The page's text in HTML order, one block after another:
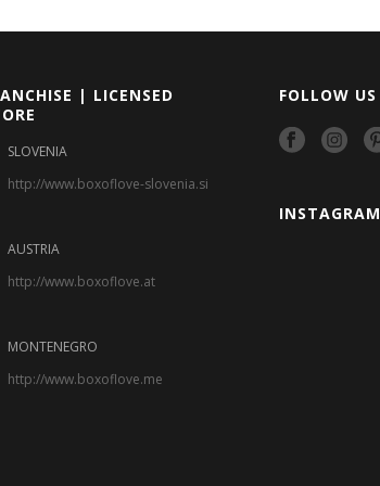
| LICENSED
SLOVENIA
http://www.boxoflove-slovenia.si
AUSTRIA
http://www.boxoflove.at
MONTENEGRO
http://www.boxoflove.me
FOLLOW US
INSTAGRAM